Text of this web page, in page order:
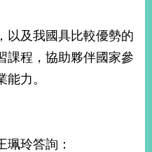
以及我國具比較優勢的
課程，協助夥伴國家參
力。
玲答詢：